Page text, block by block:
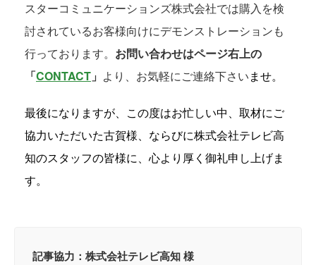
スターコミュニケーションズ株式会社では購入を検
討されているお客様向けにデモンストレーションも
行っております。 お問い合わせはページ右上の
「CONTACT 」 より、お気軽にご連絡下さいませ。
最後になりますが、この度はお忙しい中、取材にご
協力いただいた古賀様、ならびに株式会社テレビ高
知のスタッフの皆様に、心より厚く御礼申し上げま
す。
記事協力：株式会社テレビ高知 様